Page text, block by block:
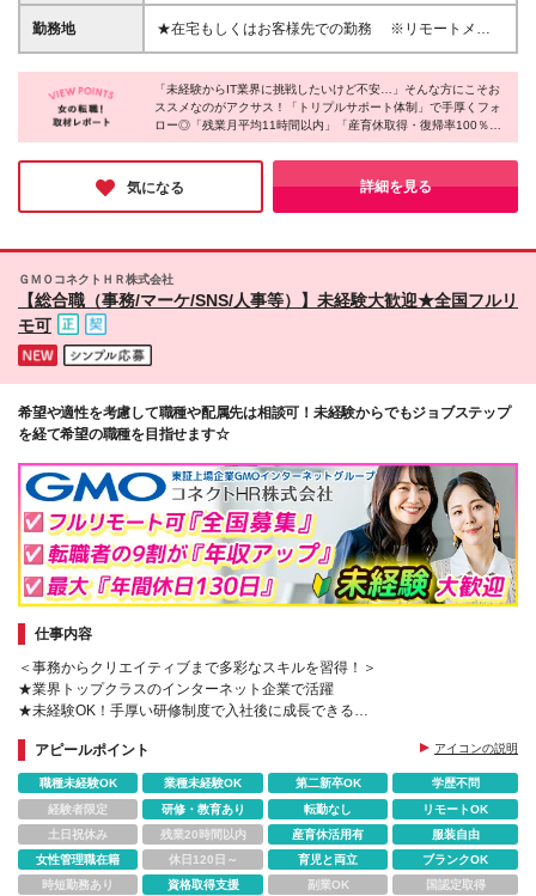
ね◎ ★コミュニケーション能力を活かせる！ 実はお
客様やエンジニアとコミュニケーションをとる機会が
先輩がたくさんいます！
業代：35,200円～） ◆その他エリア：月給25万円～
す。 その他、資格によっては30万円の手当が支給さ
れます。 *入社時の想定給与となります *スキル・経
験を考慮して決定します *みなし残業代20時間分含。
に差異はございません。 頑張っていただけたら、し
っかりお給与で還元いたします！ *実際の残業時間が
20時間に満たない場合でも満額支給されます。 な
勤務地
★在宅もしくはお客様先での勤務 ※リモートメンバ
ー半数以上！フルリモートの社員も在籍♪ ★エリア別
採用【勤務地は駅チカが多数！】 【関西】大阪府、
京都府、兵庫県 【東海】愛知県 【九州】福岡県 【山
陽】広島県 【四国】香川県 【首都圏】東京都、神奈
川県（横浜市・川崎市など）千葉県、埼玉県 ★希望
エリアでの勤務が可能。U・Iターン歓迎 ★転居を伴
う転勤はありません ★屋内の受動喫煙対策あり（喫
で社員同士の交流も活発です♪ 「弊社の福利厚生で引
っ越し応援制度もございます。」 (変更の範囲)上記を
「未経験からIT業界に挑戦したいけど不安…」そんな方にこそお
ススメなのがアクサス！「トリプルサポート体制」で手厚くフォ
ロー◎「残業月平均11時間以内」「産育休取得・復帰率100％」
「リモートワーク可能」「退職金制度あり」と、圧倒的な働きや
すさが全国どの拠点でも叶います♪明確な評価制度による給与UP
やステップアップ実績も豊富★将来の確かなキャリアアップとプ
ライベートの両立をぜひ実現してください！
気になる 詳細を見る
ＧＭＯコネクトＨＲ株式会社
【総合職（事務/マーケ/SNS/人事等）】未経験大歓迎★全国フルリ
モ可
希望や適性を考慮して職種や配属先は相談可！未経験からでもジョブステップ
を経て希望の職種を目指せます☆
仕事内容
＜事務からクリエイティブまで多彩なスキルを習得！＞
★業界トップクラスのインターネット企業で活躍
★未経験OK！手厚い研修制度で入社後に成長できる
アピールポイント
アイコンの説明
職種未経験OK 業種未経験OK 第二新卒OK
学歴不問
経験者限定
研修・教育あり 転勤なし
リモートOK
土日祝休み
残業20時間以内 産育休活用有
服装自由
女性管理職在籍
休日120日～ 育児と両立
ブランクOK
時短勤務あり
資格取得支援 副業OK 国認定取得